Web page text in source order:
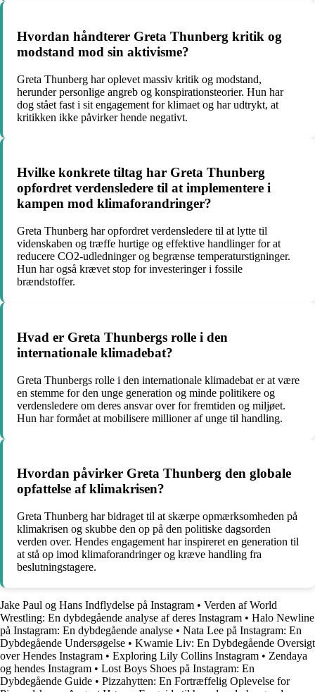
Hvordan håndterer Greta Thunberg kritik og
modstand mod sin aktivisme?
Greta Thunberg har oplevet massiv kritik og modstand,
herunder personlige angreb og konspirationsteorier. Hun har
dog stået fast i sit engagement for klimaet og har udtrykt, at
kritikken ikke påvirker hende negativt.
Hvilke konkrete tiltag har Greta Thunberg
opfordret verdensledere til at implementere i
kampen mod klimaforandringer?
Greta Thunberg har opfordret verdensledere til at lytte til
videnskaben og træffe hurtige og effektive handlinger for at
reducere CO2-udledninger og begrænse temperaturstigninger.
Hun har også krævet stop for investeringer i fossile
brændstoffer.
Hvad er Greta Thunbergs rolle i den
internationale klimadebat?
Greta Thunbergs rolle i den internationale klimadebat er at være
en stemme for den unge generation og minde politikere og
verdensledere om deres ansvar over for fremtiden og miljøet.
Hun har formået at mobilisere millioner af unge til handling.
Hvordan påvirker Greta Thunberg den globale
opfattelse af klimakrisen?
Greta Thunberg har bidraget til at skærpe opmærksomheden på
klimakrisen og skubbe den op på den politiske dagsorden
verden over. Hendes engagement har inspireret en generation til
at stå op imod klimaforandringer og kræve handling fra
beslutningstagere.
Jake Paul og Hans Indflydelse på Instagram • Verden af World
Wrestling: En dybdegående analyse af deres Instagram • Halo Newline
på Instagram: En dybdegående analyse • Nata Lee på Instagram: En
Dybdegående Undersøgelse • Kwamie Liv: En Dybdegående Oversigt
over Hendes Instagram • Exploring Lily Collins Instagram • Zendaya
og hendes Instagram • Lost Boys Shoes på Instagram: En
Dybdegående Guide • Pizzahytten: En Fortræffelig Oplevelse for